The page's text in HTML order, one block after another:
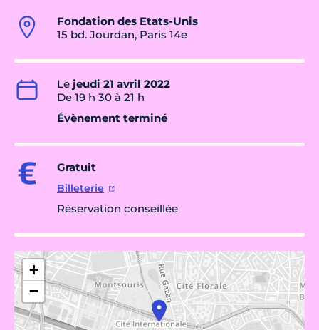
​Fondation des Etats-Unis
15 bd. Jourdan, Paris 14e
Le jeudi 21 avril 2022
De 19 h 30 à 21 h
Évènement terminé
Gratuit
Billeterie
Réservation conseillée
+
−